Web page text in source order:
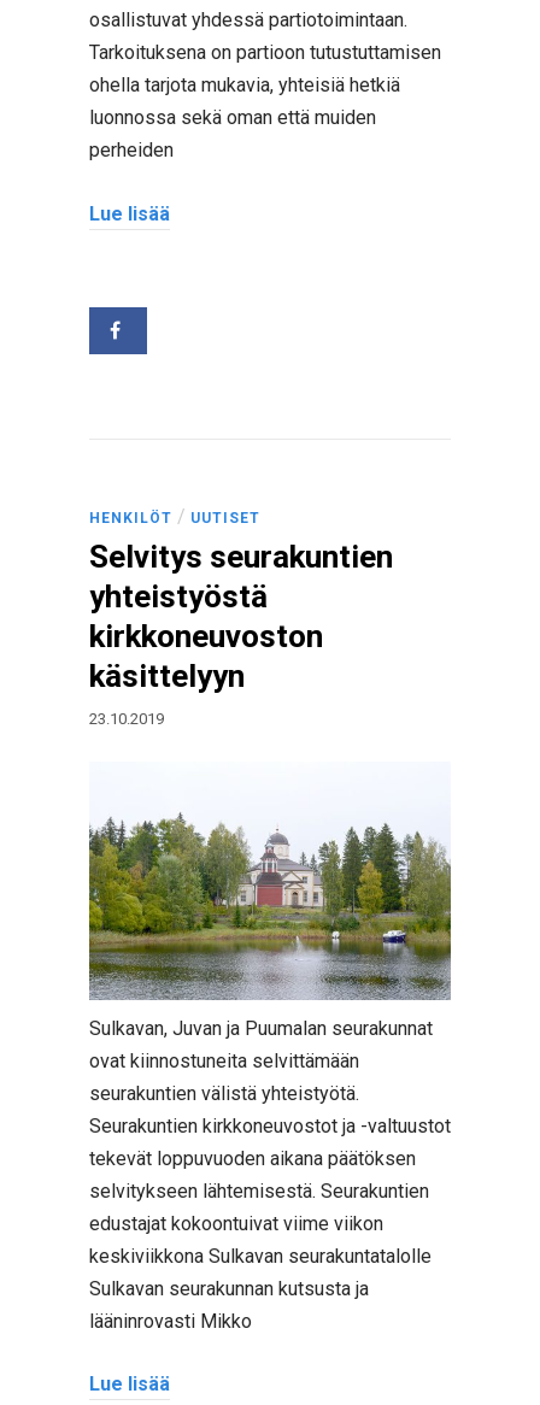
osallistuvat yhdessä partiotoimintaan.
Tarkoituksena on partioon tutustuttamisen
ohella tarjota mukavia, yhteisiä hetkiä
luonnossa sekä oman että muiden
perheiden
Lue lisää
HENKILÖT / UUTISET
Selvitys seurakuntien
yhteistyöstä
kirkkoneuvoston
käsittelyyn
23.10.2019
Sulkavan, Juvan ja Puumalan seurakunnat
ovat kiinnostuneita selvittämään
seurakuntien välistä yhteistyötä.
Seurakuntien kirkkoneuvostot ja -valtuustot
tekevät loppuvuoden aikana päätöksen
selvitykseen lähtemisestä. Seurakuntien
edustajat kokoontuivat viime viikon
keskiviikkona Sulkavan seurakuntatalolle
Sulkavan seurakunnan kutsusta ja
lääninrovasti Mikko
Lue lisää